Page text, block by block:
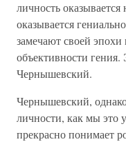
личность
оказывается
замечают своей
объективности
Чернышевский.
Чернышевский,
личности, как мы это
прекрасно понимает